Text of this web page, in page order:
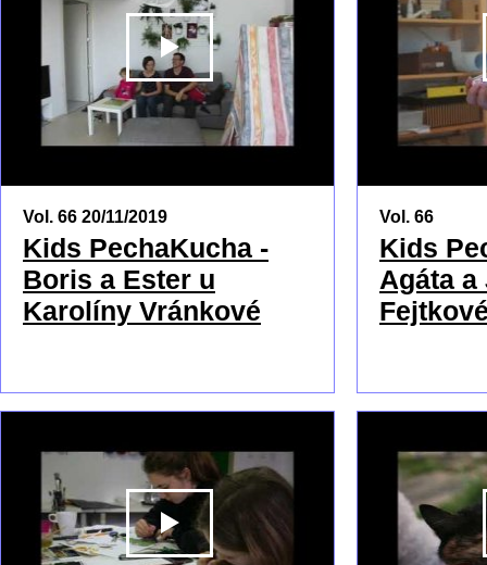
PŘEHRÁT
Vol. 66 20/11/2019
Kids PechaKucha -
Boris a Ester u
Karolíny Vránkové
Vol. 66
Kids
Agáta a
PŘEHRÁT